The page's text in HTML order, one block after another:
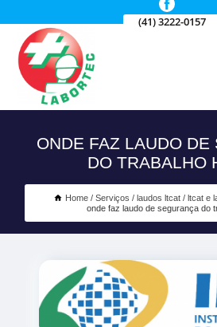
(41) 3222-0157
ONDE FAZ LAUDO DE
DO TRABALHO
Home Serviços laudos ltcat
ltcat e
onde faz laudo de segurança do